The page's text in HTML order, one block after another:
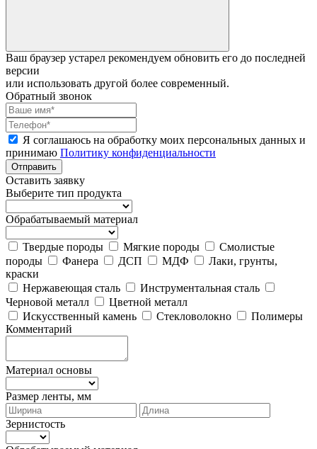
Ваш браузер устарел рекомендуем обновить его до последней
версии
или использовать другой более современный.
Обратный звонок
Я соглашаюсь на обработку моих персональных данных и
принимаю Политику конфиденциальности
Отправить
Оставить заявку
Выберите тип продукта
Обрабатываемый материал
Твердые породы Мягкие породы
Смолистые
породы
Фанера ДСП МДФ
Лаки, грунты,
краски
Нержавеющая сталь
Инструментальная сталь
Черновой металл
Цветной металл
Искусственный камень
Стекловолокно
Полимеры
Комментарий
Материал основы
Размер ленты, мм
Зернистость